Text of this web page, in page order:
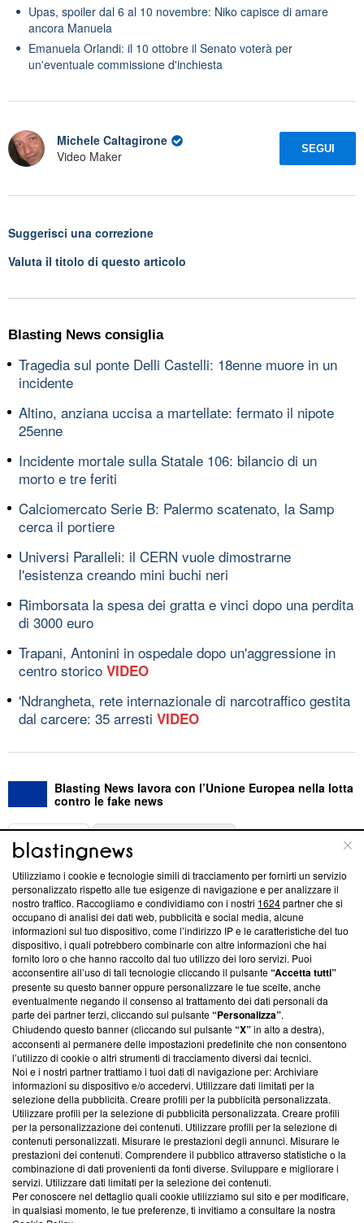
Upas, spoiler dal 6 al 10 novembre: Niko capisce di amare
ancora Manuela
Emanuela Orlandi: il 10 ottobre il Senato voterà per
un'eventuale commissione d'inchiesta
Michele Caltagirone
Video Maker
SEGUI
Suggerisci una correzione
Valuta il titolo di questo articolo
Blasting News consiglia
Tragedia sul ponte Delli Castelli: 18enne muore in un
incidente
Altino, anziana uccisa a martellate: fermato il nipote
25enne
Incidente mortale sulla Statale 106: bilancio di un
morto e tre feriti
Calciomercato Serie B: Palermo scatenato, la Samp
cerca il portiere
Universi Paralleli: il CERN vuole dimostrarne
l'esistenza creando mini buchi neri
Rimborsata la spesa dei gratta e vinci dopo una perdita
di 3000 euro
Trapani, Antonini in ospedale dopo un'aggressione in
centro storico VIDEO
'Ndrangheta, rete internazionale di narcotraffico gestita
dal carcere: 35 arresti VIDEO
Blasting News lavora con l’Unione Europea nella lotta
contro le fake news
ABOUT
Questa sezione offre informazioni trasparenti su Blasting
News, sui nostri processi editoriali e su come ci impegniamo a
creare news di qualità. Inoltre, afferma la nostra aderenza a
‘Trust Project - News with Integrity’Blasting News non è
ancora membro del programma, ma ha richiesto di farne
parte; Trust Project non ha ancora effettuato una verifica di
conformità agli standard.
Su di noi
Team editoriale
Corporate
Redazione
Informativa Privacy
Cookie Policy
Blasting SA, IDI CHE-247.845.224, Via Carlo Frasca, 3 - 6900
Lugano (Svizzera) Tel:+39 0690258937
Utilizziamo i cookie e tecnologie simili di tracciamento per fornirti un servizio
personalizzato rispetto alle tue esigenze di navigazione e per analizzare il
nostro traffico. Raccogliamo e condividiamo con i nostri 1624partner che si
occupano di analisi dei dati web, pubblicità e social media, alcune
informazioni sul tuo dispositivo, come l’indirizzo IP e le caratteristiche del tuo
dispositivo, i quali potrebbero combinarle con altre informazioni che hai
fornito loro o che hanno raccolto dal tuo utilizzo dei loro servizi. Puoi
acconsentire all’uso di tali tecnologie cliccando il pulsante“Accetta tutti”
presente su questo banner oppure personalizzare le tue scelte, anche
eventualmente negando il consenso al trattamento dei dati personali da
parte dei partner terzi, cliccando sul pulsante“Personalizza”.
Chiudendo questo banner (cliccando sul pulsante“X”in alto a destra),
acconsenti al permanere delle impostazioni predefinite che non consentono
l’utilizzo di cookie o altri strumenti di tracciamento diversi dai tecnici.
Noi e i nostri partner trattiamo i tuoi dati di navigazione per: Archiviare
informazioni su dispositivo e/o accedervi. Utilizzare dati limitati per la
selezione della pubblicità. Creare profili per la pubblicità personalizzata.
Utilizzare profili per la selezione di pubblicità personalizzata. Creare profili
per la personalizzazione dei contenuti. Utilizzare profili per la selezione di
contenuti personalizzati. Misurare le prestazioni degli annunci. Misurare le
prestazioni dei contenuti. Comprendere il pubblico attraverso statistiche o la
combinazione di dati provenienti da fonti diverse. Sviluppare e migliorare i
servizi. Utilizzare dati limitati per la selezione dei contenuti.
Per conoscere nel dettaglio quali cookie utilizziamo sul sito e per modificare,
in qualsiasi momento, le tue preferenze, ti invitiamo a consultare la nostra